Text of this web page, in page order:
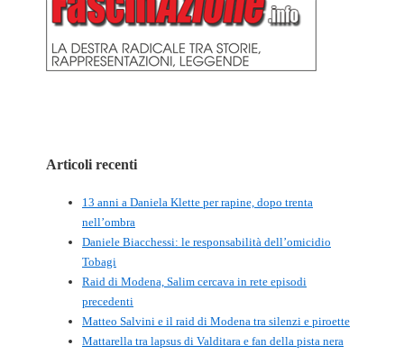
Articoli recenti
13 anni a Daniela Klette per rapine, dopo trenta
nell’ombra
Daniele Biacchessi: le responsabilità dell’omicidio
Tobagi
Raid di Modena, Salim cercava in rete episodi
precedenti
Matteo Salvini e il raid di Modena tra silenzi e piroette
Mattarella tra lapsus di Valditara e fan della pista nera